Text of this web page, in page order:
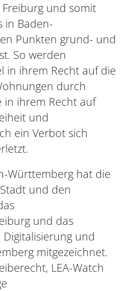
und somit
in Baden-
Punkten grund- und
So werden
in ihrem Recht auf die
durch
ihrem Recht auf
und
ein Verbot sich
Württemberg hat die
und den
und das
und
mitgezeichnet.
LEA-Watch